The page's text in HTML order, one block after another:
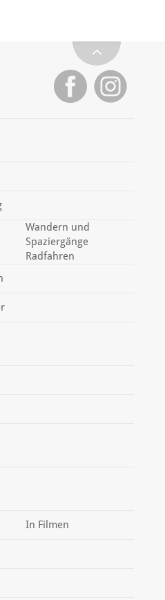
Wandern und
Spaziergänge
Radfahren
In Filmen